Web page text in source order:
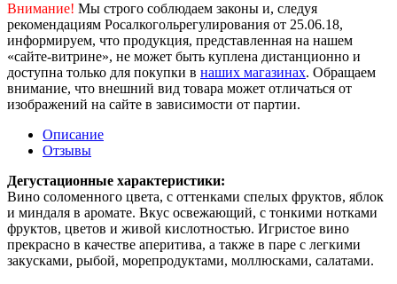
Внимание! Мы строго соблюдаем законы и, следуя
рекомендациям Росалкогольрегулирования от 25.06.18,
информируем, что продукция, представленная на нашем
«сайте-витрине», не может быть куплена дистанционно и
доступна только для покупки в наших магазинах. Обращаем
внимание, что внешний вид товара может отличаться от
изображений на сайте в зависимости от партии.
Описание
Отзывы
Дегустационные характеристики:
Вино соломенного цвета, с оттенками спелых фруктов, яблок
и миндаля в аромате. Вкус освежающий, с тонкими нотками
фруктов, цветов и живой кислотностью. Игристое вино
прекрасно в качестве аперитива, а также в паре с легкими
закусками, рыбой, морепродуктами, моллюсками, салатами.